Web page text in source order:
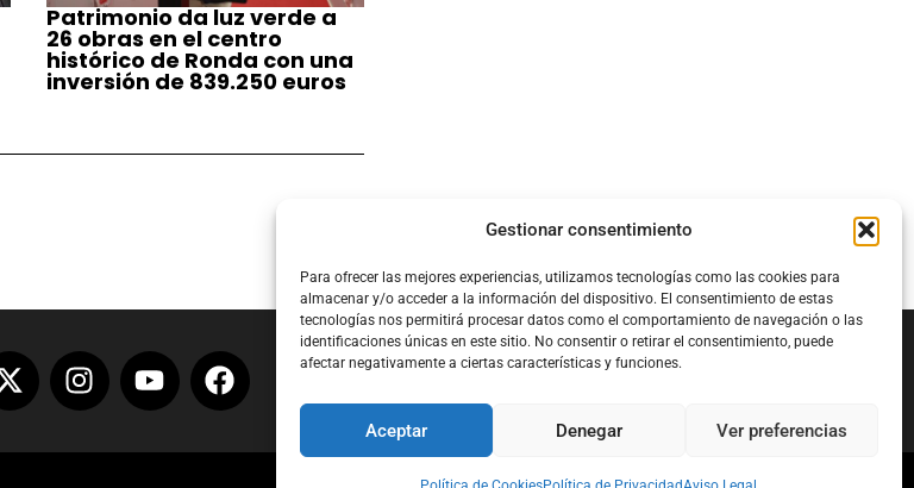
Gestionar consentimiento
Para ofrecer las mejores experiencias, utilizamos tecnologías como las cookies para
almacenar y/o acceder a la información del dispositivo. El consentimiento de estas
tecnologías nos permitirá procesar datos como el comportamiento de navegación o las
identificaciones únicas en este sitio. No consentir o retirar el consentimiento, puede
afectar negativamente a ciertas características y funciones.
Aceptar Denegar Ver preferencias
Patrimonio da luz verde a
26 obras en el centro
histórico de Ronda con una
inversión de 839.250 euros